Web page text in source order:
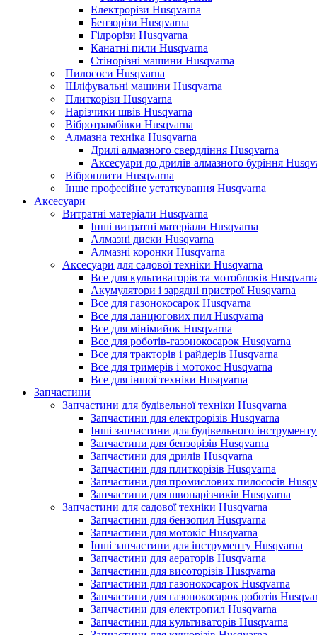
Електрорізи Husqvarna
Бензорізи Husqvarna
Гідрорізи Husqvarna
Канатні пили Husqvarna
Стінорізні машини Husqvarna
Пилососи Husqvarna
Шліфувальні машини Husqvarna
Плиткорізи Husqvarna
Нарізчики швів Husqvarna
Вібротрамбівки Husqvarna
Алмазна техніка Husqvarna
Дрилі алмазного свердління Husqvarna
Аксесуари до дрилів алмазного буріння
Віброплити Husqvarna
Інше професійне устаткування Husqvarna
Аксесуари
Витратні матеріали Husqvarna
Інші витратні матеріали Husqvarna
Алмазні диски Husqvarna
Алмазні коронки Husqvarna
Аксесуари для садової техніки Husqvarna
Все для культиваторів та мотоблоків
Акумулятори і зарядні пристрої Husqvarna
Все для газонокосарок Husqvarna
Все для ланцюгових пил Husqvarna
Все для мінімийок Husqvarna
Все для роботів-газонокосарок Husqvarna
Все для тракторів і райдерів Husqvarna
Все для тримерів і мотокос Husqvarna
Все для іншої техніки Husqvarna
Запчастини
Запчастини для будівельної техніки Husqvarna
Запчастини для електрорізів Husqvarna
Інші запчастини для будівельного
Запчастини для бензорізів Husqvarna
Запчастини для дрилів Husqvarna
Запчастини для плиткорізів Husqvarna
Запчастини для промислових пилососів
Запчастини для швонарізчиків Husqvarna
Запчастини для садової техніки Husqvarna
Запчастини для бензопил Husqvarna
Запчастини для мотокіс Husqvarna
Інші запчастини для інструменту Husqvarna
Запчастини для аераторів Husqvarna
Запчастини для висоторізів Husqvarna
Запчастини для газонокосарок Husqvarna
Запчастини для газонокосарок роботів
Запчастини для електропил Husqvarna
Запчастини для культиваторів Husqvarna